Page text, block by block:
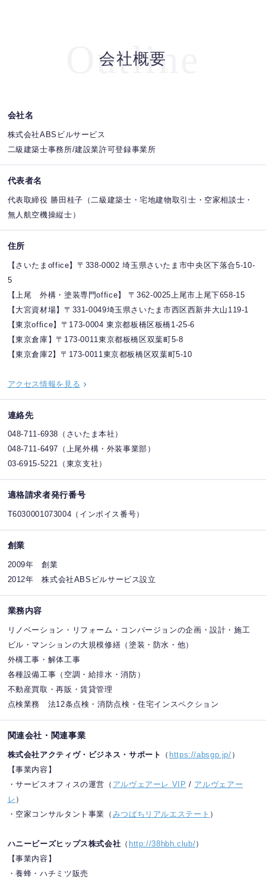
Outline
会社概要
会社名
株式会社ABSビルサービス
二級建築士事務所/建設業許可登録事業所
代表者名
代表取締役 勝田桂子（二級建築士・宅地建物取引士・空家相談士・
無人航空機操縦士）
住所
【さいたまoffice】〒338-0002 埼玉県さいたま市中央区下落合5-10-
5
【上尾 外構・塗装専門office】 〒362-0025上尾市上尾下658-15
【大宮資材場】〒331-0049埼玉県さいたま市西区西新井大山119-1
【東京office】〒173-0004 東京都板橋区板橋1-25-6
【東京倉庫】〒173-0011東京都板橋区双葉町5-8
【東京倉庫2】〒173-0011東京都板橋区双葉町5-10
アクセス情報を見る
連絡先
048-711-6938（さいたま本社）
048-711-6497（上尾外構・外装事業部）
03-6915-5221（東京支社）
適格請求者発行番号
T6030001073004（インボイス番号）
創業
2009年 創業
2012年 株式会社ABSビルサービス設立
業務内容
リノベーション・リフォーム・コンバージョンの企画・設計・施工
ビル・マンションの大規模修繕（塗装・防水・他）
外構工事・解体工事
各種設備工事（空調・給排水・消防）
不動産買取・再販・賃貸管理
点検業務 法12条点検・消防点検・住宅インスペクション
関連会社・関連事業
株式会社アクティヴ・ビジネス・サポート （ https://absgp.jp/ ）
【事業内容】
・サービスオフィスの運営（ アルヴェアーレ VIP / アルヴェアー
レ ）
・空家コンサルタント事業（ みつばちリアルエステート ）
ハニービーズヒップス株式会社 （ http://38hbh.club/）
【事業内容】
・養蜂・ハチミツ販売